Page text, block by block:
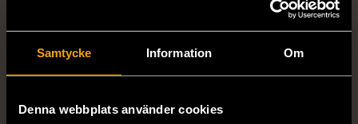
Samtycke Information Om
Denna webbplats använder cookies